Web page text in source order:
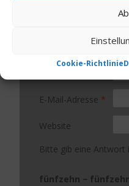
Cookie-Richtlinie
E-Mail-Adresse *
Website
Bitte gib eine Antwort
fünfzehn −